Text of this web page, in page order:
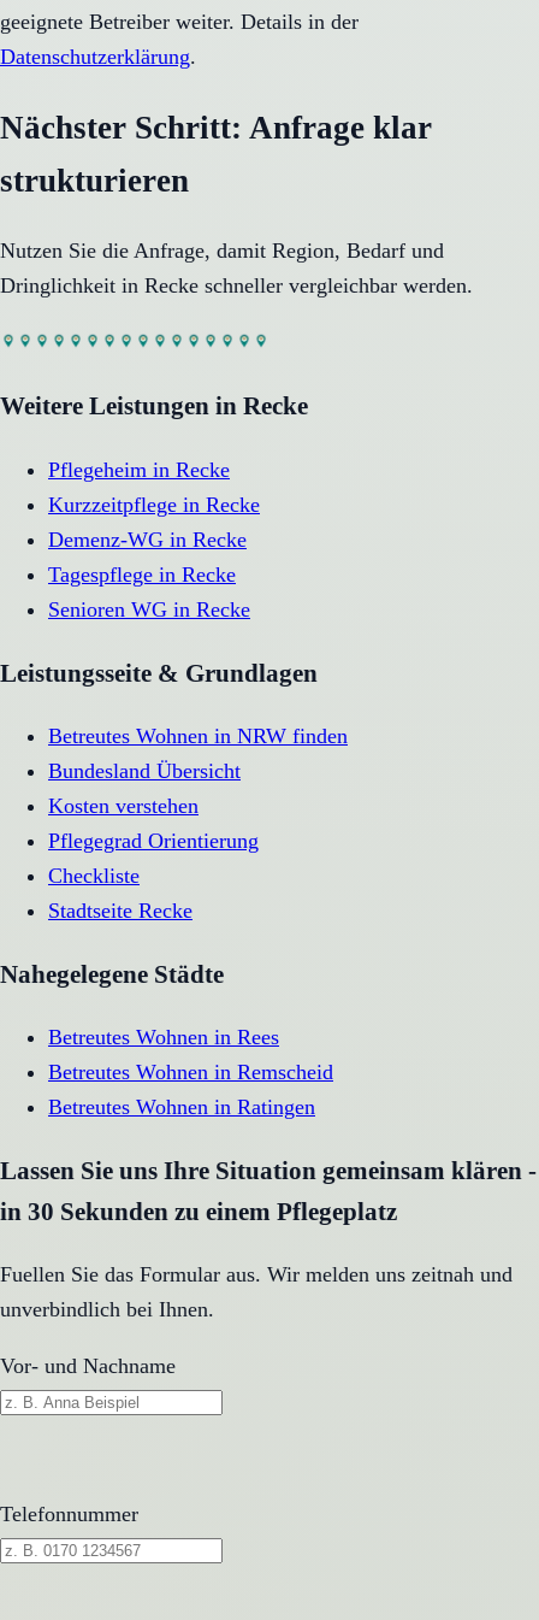
geeignete Betreiber weiter. Details in der
Datenschutzerklärung.
Nächster Schritt: Anfrage klar
strukturieren
Nutzen Sie die Anfrage, damit Region, Bedarf und
Dringlichkeit in Recke schneller vergleichbar werden.
Weitere Leistungen in Recke
Pflegeheim in Recke
Kurzzeitpflege in Recke
Demenz-WG in Recke
Tagespflege in Recke
Senioren WG in Recke
Leistungsseite & Grundlagen
Betreutes Wohnen in NRW finden
Bundesland Übersicht
Kosten verstehen
Pflegegrad Orientierung
Checkliste
Stadtseite Recke
Nahegelegene Städte
Betreutes Wohnen in Rees
Betreutes Wohnen in Remscheid
Betreutes Wohnen in Ratingen
Lassen Sie uns Ihre Situation gemeinsam klären -
in 30 Sekunden zu einem Pflegeplatz
Fuellen Sie das Formular aus. Wir melden uns zeitnah und
unverbindlich bei Ihnen.
Vor- und Nachname
Telefonnummer